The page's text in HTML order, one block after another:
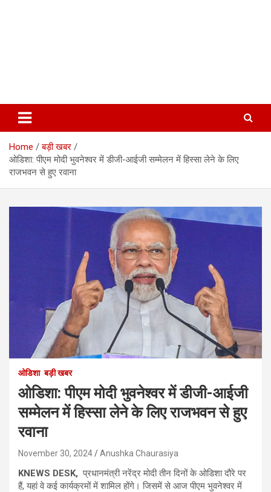
Home
बड़ी खबर
ओडिशा: पीएम मोदी भुवनेश्वर में डीजी-आईजी सम्मेलन में हिस्सा लेने के लिए
राजभवन से हुए रवाना
ओडिशा बड़ी खबर
ओडिशा: पीएम मोदी भुवनेश्वर में डीजी-आईजी
सम्मेलन में हिस्सा लेने के लिए राजभवन से हुए
रवाना
November 30, 2024 Anushka Chaurasiya
KNEWS DESK, प्रधानमंत्री नरेंद्र मोदी तीन दिनों के ओडिशा दौरे पर
हैं, यहां वे कई कार्यक्रमों में शामिल होंगे। जिसमें से आज पीएम भुवनेश्वर में